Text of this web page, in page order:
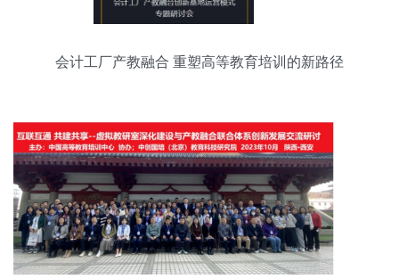
会计工厂产教融合 重塑高等教育培训的新路径